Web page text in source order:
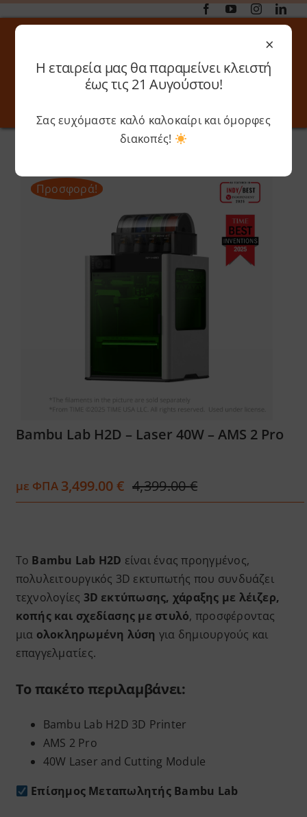
Μετάβαση
στο
Αναζήτηση
Toggle
Online 3D Printing
Shop
Academy
Toggle
Bambu Lab H2D – Laser 40W – AMS 2
Προσφορά!
Bambu Lab H2D – Laser 40W – AMS 2 Pro
4,399.00€Original
price
3,499.00€
Η
τρέχουσα
3,499.00 €.
με ΦΠΑ
Tο Bambu Lab H2D είναι ένας προηγμένος,
πολυλειτουργικός 3D εκτυπωτής που συνδυάζει
τεχνολογίες 3D εκτύπωσης, χάραξης με λέιζερ,
κοπής και σχεδίασης με στυλό, προσφέροντας
μια ολοκληρωμένη λύση για δημιουργούς και
επαγγελματίες.
To πακέτο περιλαμβάνει:
Bambu Lab Η2D 3D Printer
AMS 2 Pro
40W Laser and Cutting Module
Επίσημος Μεταπωλητής Bambu Lab
×
Η εταιρεία μας θα παραμείνει κλειστή
έως τις 21 Αυγούστου!
Σας ευχόμαστε καλό καλοκαίρι και όμορφες
διακοπές!